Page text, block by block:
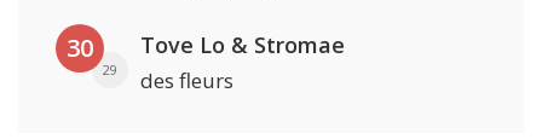
30
29
Tove Lo & Stromae
des fleurs